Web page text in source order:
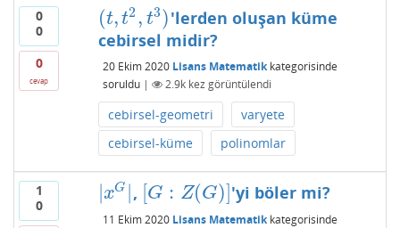
0
0
0
cevap
(t, t2 , t3)
(t,t2,t3 )
'lerden oluşan küme
cebirsel midir?
20 Ekim 2020 Lisans Matematikkategorisinde
soruldu | 2.9kkez görüntülendi
cebirsel-geometri
varyete
cebirsel-küme
polinomlar
1
0
xG
|xG |, G : Z(G)
G: Z( G)] 'yi böler mi?
11 Ekim 2020 Lisans Matematikkategorisinde